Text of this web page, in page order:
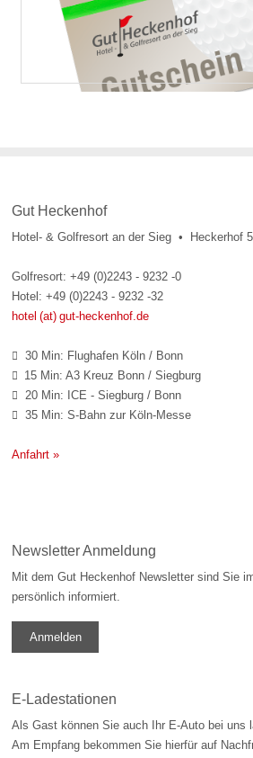
Gut Heckenhof
Hotel- & Golfresort an der Sieg • Heckerhof
Golfresort: +49 (0)2243 - 9232 -0
Hotel: +49 (0)2243 - 9232 -32
hotel (at) gut-heckenhof.de
 30 Min: Flughafen Köln / Bonn
 15 Min: A3 Kreuz Bonn / Siegburg
 20 Min: ICE - Siegburg / Bonn
 35 Min: S-Bahn zur Köln-Messe
Anfahrt »
Newsletter Anmeldung
Mit dem Gut Heckenhof Newsletter sind Sie
persönlich informiert.
Anmelden
E-Ladestationen
Als Gast können Sie auch Ihr E-Auto bei uns
Am Empfang bekommen Sie hierfür auf